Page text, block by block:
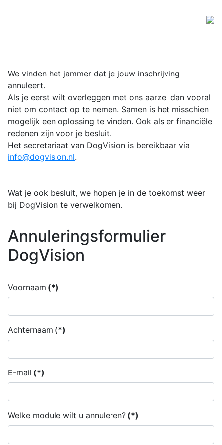
We vinden het jammer dat je jouw inschrijving
annuleert.
Als je eerst wilt overleggen met ons aarzel dan vooral
niet om contact op te nemen. Samen is het misschien
mogelijk een oplossing te vinden. Ook als er financiële
redenen zijn voor je besluit.
Het secretariaat van DogVision is bereikbaar via
info@dogvision.nl.
Wat je ook besluit, we hopen je in de toekomst weer
bij DogVision te verwelkomen.
Annuleringsformulier
DogVision
Voornaam (*)
Achternaam (*)
E-mail (*)
Welke module wilt u annuleren? (*)